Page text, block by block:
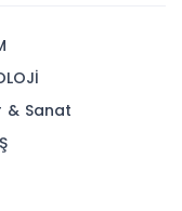
& Sanat